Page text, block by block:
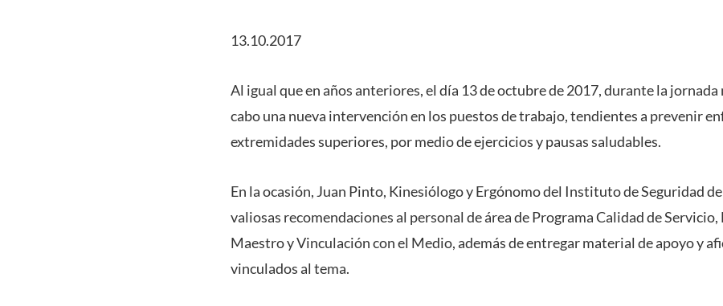
13.10.2017
Al igual que en años anteriores, el día 13 de octubre de 2017, durante la jornada
cabo una nueva intervención en los puestos de trabajo, tendientes a prevenir
extremidades superiores, por medio de ejercicios y pausas saludables.
En la ocasión, Juan Pinto, Kinesiólogo y Ergónomo del Instituto de Seguridad
valiosas recomendaciones al personal de área de Programa Calidad de Servicio,
Maestro y Vinculación con el Medio, además de entregar material de apoyo y
vinculados al tema.